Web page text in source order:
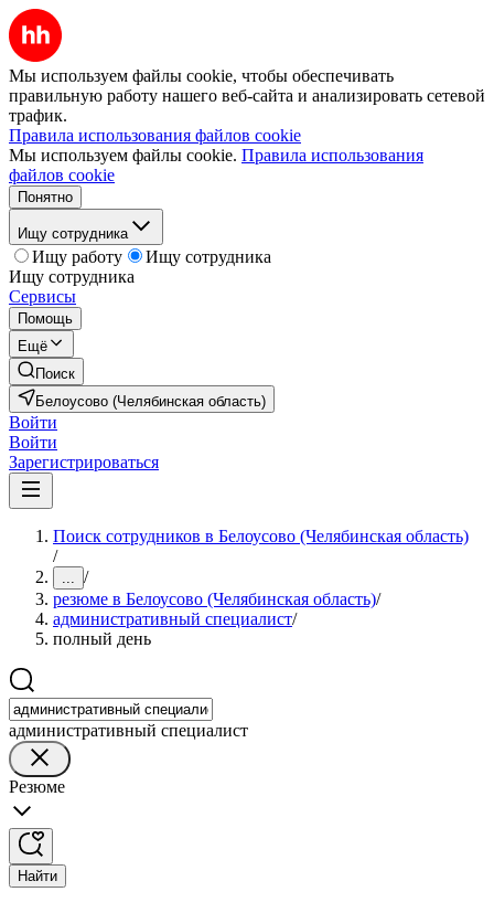
Мы используем файлы cookie, чтобы обеспечивать
правильную работу нашего веб-сайта и анализировать сетевой
трафик.
Правила использования файлов cookie
Мы используем файлы cookie. Правила использования
файлов cookie
Понятно
Ищу сотрудника
Ищу работу
Ищу сотрудника
Ищу сотрудника
Сервисы
Помощь
Ещё
Поиск
Белоусово (Челябинская область)
Войти
Войти
Зарегистрироваться
Поиск сотрудников в Белоусово (Челябинская область)
/
... /
резюме в Белоусово (Челябинская область)/
административный специалист/
полный день
административный специалист
Резюме
Найти